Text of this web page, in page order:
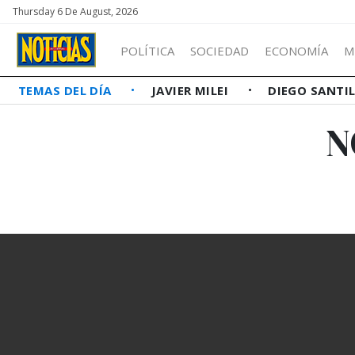
Thursday 6 De August, 2026
POLÍTICA SOCIEDAD ECONOMÍA
TEMAS DEL DÍA JAVIER MILEI DIEGO